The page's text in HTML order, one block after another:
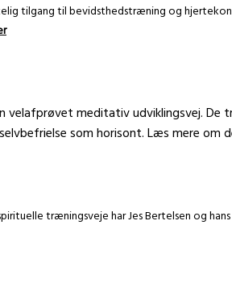
tilgang til bevidsthedstræning og
velafprøvet meditativ udviklingsvej.
som horisont. Læs mere om
træningsveje har Jes Bertelsen og